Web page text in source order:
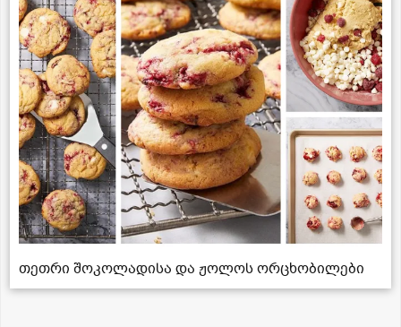
თეთრი შოკოლადისა და ჟოლოს ორცხობილები